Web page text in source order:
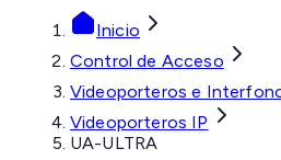
Inicio
Control de Acceso
Videoporteros e
Videoporteros IP
UA-ULTRA